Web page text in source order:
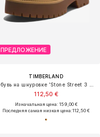
ПРЕДЛОЖЕНИЕ
TIMBERLAND
Обувь на шнуровке 'Stone Street 3 Eye'
112,50 €
Изначальная цена: 159,00 €
Последняя самая низкая цена:112,50 €